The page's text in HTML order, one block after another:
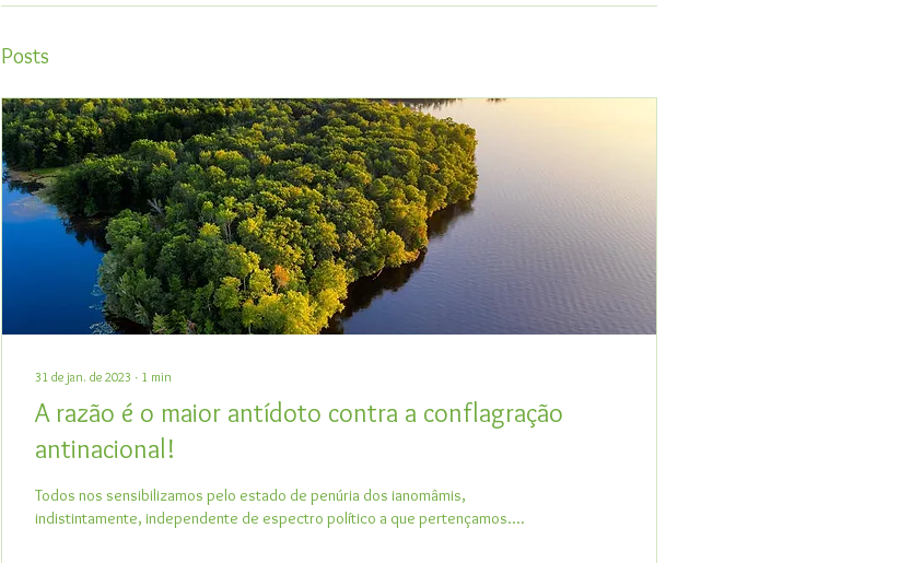
Posts
31 de jan. de 2023 ∙ 1 min
A razão é o maior antídoto contra a conflagração
antinacional!
Todos nos sensibilizamos pelo estado de penúria dos ianomâmis,
indistintamente, independente de espectro político a que pertençamos....